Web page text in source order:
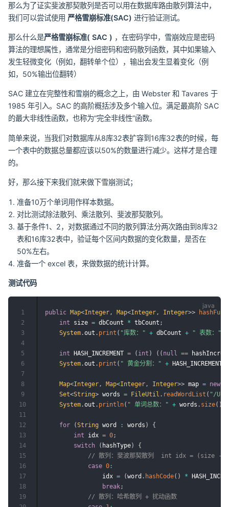
那么为了证实斐波那契散列是否可以用在数据库路由散列算法中，
我们可以尝试使用 严格雪崩标准(SAC) 进行验证测试。
那么什么是严格雪崩标准( SAC ) ，在密码学中，雪崩效应是密码
算法的理想属性，通常是分组密码和密码散列函数，其中如果输入
发生轻微变化（例如，翻转单个位），输出会发生显着变化（例
如，50%输出位翻转）
SAC 建立在完整性和雪崩的概念之上，由 Webster 和 Tavares 于
1985 年引入。SAC 的高阶概括涉及多个输入位。满足最高阶 SAC
的最大非线性函数，也称为“完全非线性”函数。
简单来说，当我们对数据库从8库32表扩容到16库32表的时候，每
一个表中的数据总量都应该以50%的数量进行减少。这样才是合理
的。
好，那么接下来我们就来做下雪崩测试；
准备10万个单词用作样本数据。
对比测试除法散列、乘法散列、斐波那契散列。
基于条件1、2，对数据通过不同的散列算法分两次路由到8库32
表和16库32表中，验证每个区间内数据的变化数量，是否在
50%左右。
准备一个 excel 表，来做数据的统计计算。
测试代码
public Map<Integer, Map<Integer, Integer>>
int size = dbCount * tbCount ;
System .out . print ( "库数：" + dbCount + " 表数："
int HASH_INCREMENT = ( int ) ( ( null ==
System .out . print ( " 黄金分割：" + HASH_INCREMENT
Map<Integer, Map<Integer, Integer>> map = new
Set<String> words = FileUtil . readWordList ( "/
System .out . println( " 单词总数：" + words . size( )
for (String word : words )
{
int idx = 0;
switch
( hashType)
{
// 散列：斐波那契散列  int idx = (size - 1) &
case 0 :
                idx
= (word . hashCode( ) *
break;
// 散列：哈希散列 + 扰动函数
1
2
3
4
5
6
7
8
9
10
11
12
13
14
15
16
17
18
19